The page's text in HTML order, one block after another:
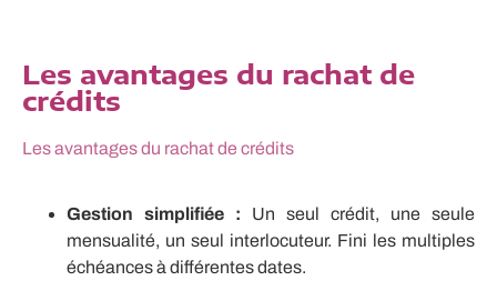
Les avantages du rachat de
crédits
Les avantages du rachat de crédits
Gestion simplifiée : Un seul crédit, une seule
mensualité, un seul interlocuteur. Fini les multiples
échéances à différentes dates.